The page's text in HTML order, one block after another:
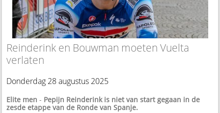
Reinderink en Bouwman moeten Vuelta
verlaten
Donderdag 28 augustus 2025
Elite men - Pepijn Reinderink is niet van start gegaan in de
zesde etappe van de Ronde van Spanje.